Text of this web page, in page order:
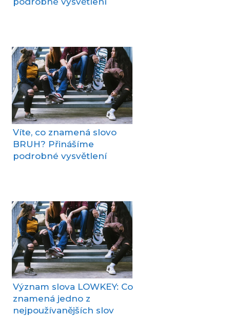
Víte, co znamená slovo
BRUH? Přinášíme
podrobné vysvětlení
Význam slova LOWKEY: Co
znamená jedno z
nejpoužívanějších slov